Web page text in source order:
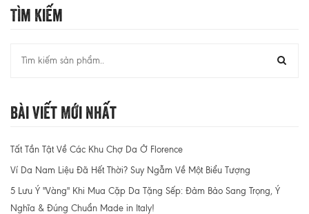
Tìm Kiếm
Bài Viết Mới Nhất
Tất Tần Tật Về Các Khu Chợ Da Ở Florence
Ví Da Nam Liệu Đã Hết Thời? Suy Ngẫm Về Một Biểu Tượng
5 Lưu Ý "Vàng" Khi Mua Cặp Da Tặng Sếp: Đảm Bảo Sang Trọng, Ý
Nghĩa & Đúng Chuẩn Made in Italy!